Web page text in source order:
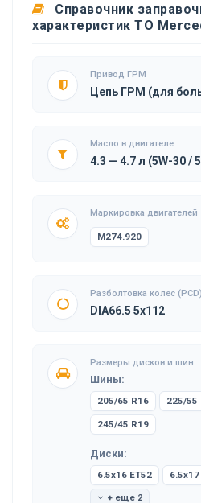
Справочник
характеристик ТО
Привод ГРМ
Цепь ГРМ (для
Масло в двигателе
4.3 — 4.7 л (5W-30 /
Маркировка двигателей
M274.920
Разболтовка колес (PCD)
DIA66.5 5x112
Размеры дисков и шин
Шины:
205/65 R16 225/55
245/45 R19
Диски:
6.5x16 ET52
+ еще 2